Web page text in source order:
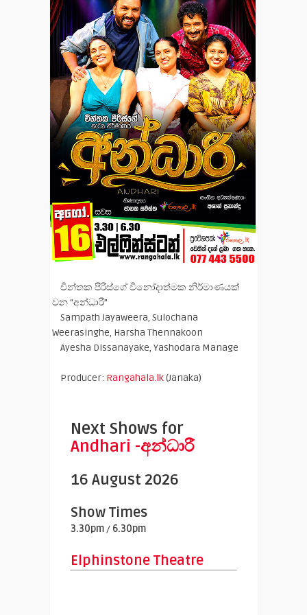
චින්තක පීරිස්ගේ විනෝදාත්මක නිර්මාණයක්
වන “අන්ධාරී”
Sampath Jayaweera, Sulochana
Weerasinghe, Harsha Thennakoon
Ayesha Dissanayake, Yashodara Manage
Producer: Rangahala.lk(Janaka)
Next Shows for
Andhari -අන්ධාරී
16 August 2026
Show Times
3.30pm/ 6.30pm
Elphinstone Theatre